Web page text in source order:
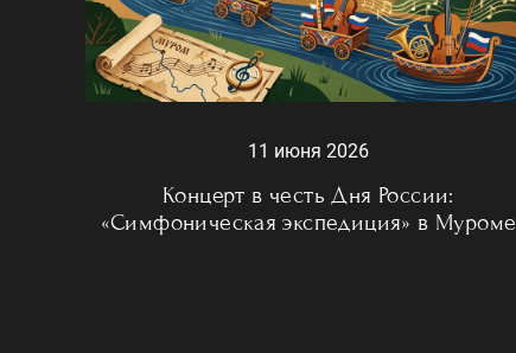
11 июня 2026
Концерт в честь Дня России:
«Симфоническая экспедиция» в Муроме